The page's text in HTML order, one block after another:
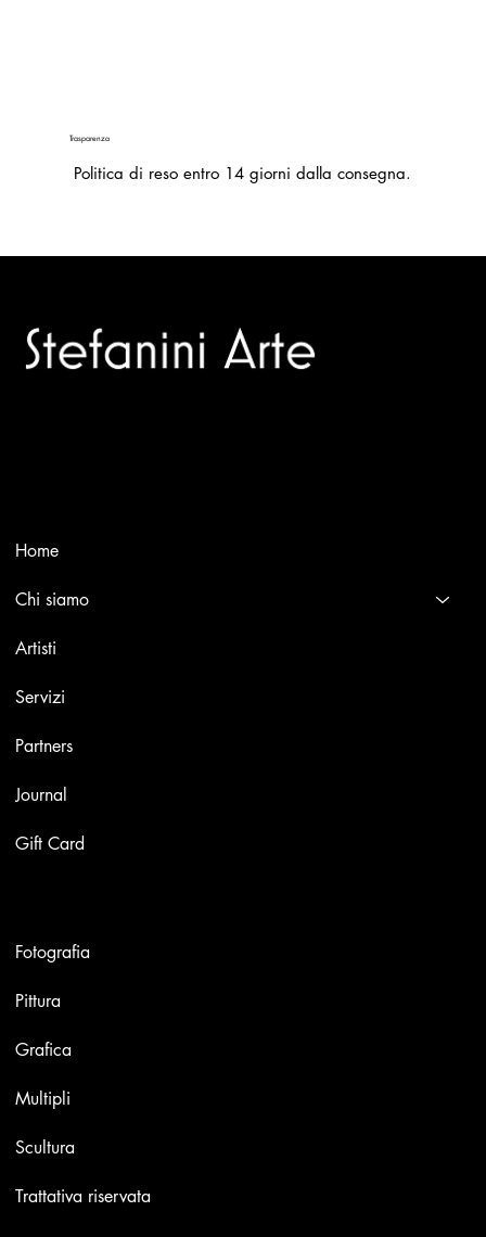
Trasparenza
Politica di reso entro 14 giorni dalla consegna.
Home
Chi siamo
Artisti
Servizi
Partners
Journal
Gift Card
Fotografia
Pittura
Grafica
Multipli
Scultura
Trattativa riservata